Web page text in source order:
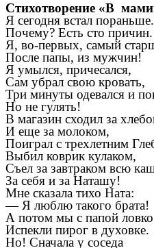
Стихотворение «В
Я сегодня встал пораньше.
Почему? Есть сто причин.
Я, во-первых, самый
После папы, из мужчин!
Я умылся, причесался,
Сам убрал свою кровать,
Три минуты одевался и
Но не гулять!
В магазин сходил за
И еще за молоком,
Поиграл с трехлетним
Выбил коврик кулаком,
Съел за завтраком всю
За себя и за Наташу!
Мне сказала тихо Ната:
— Я люблю такого брата!
А потом мы с папой ловко
Испекли пирог в духовке.
Но! Сначала у соседа